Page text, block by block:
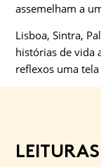
assemelham a
Lisboa, Sintra,
histórias de vida
reflexos uma